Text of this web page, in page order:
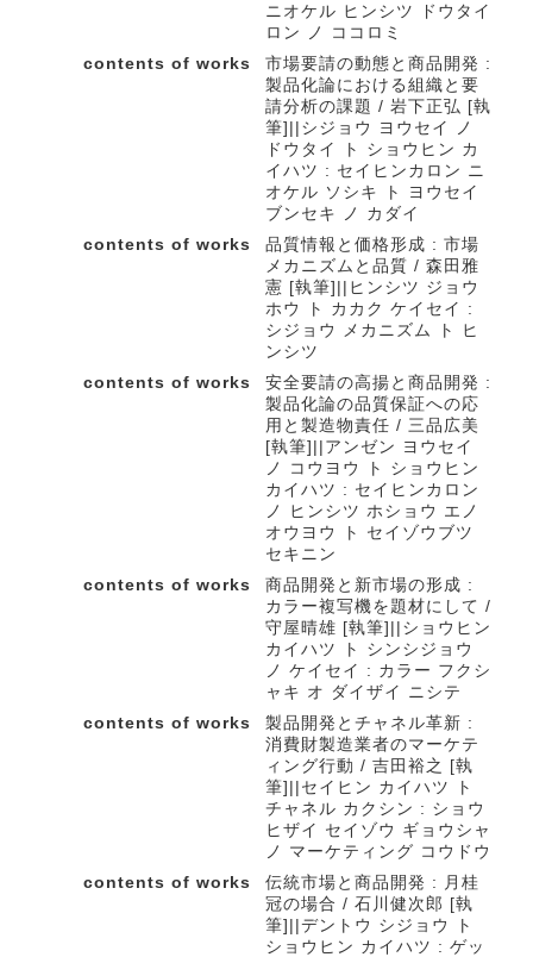
ニオケル ヒンシツ ドウタイ
ロン ノ ココロミ
contents of works
市場要請の動態と商品開発 :
製品化論における組織と要
請分析の課題 / 岩下正弘 [執
筆]||シジョウ ヨウセイ ノ
ドウタイ ト ショウヒン カ
イハツ : セイヒンカロン ニ
オケル ソシキ ト ヨウセイ
ブンセキ ノ カダイ
contents of works
品質情報と価格形成 : 市場
メカニズムと品質 / 森田雅
憲 [執筆]||ヒンシツ ジョウ
ホウ ト カカク ケイセイ :
シジョウ メカニズム ト ヒ
ンシツ
contents of works
安全要請の高揚と商品開発 :
製品化論の品質保証への応
用と製造物責任 / 三品広美
[執筆]||アンゼン ヨウセイ
ノ コウヨウ ト ショウヒン
カイハツ : セイヒンカロン
ノ ヒンシツ ホショウ エノ
オウヨウ ト セイゾウブツ
セキニン
contents of works
商品開発と新市場の形成 :
カラー複写機を題材にして /
守屋晴雄 [執筆]||ショウヒン
カイハツ ト シンシジョウ
ノ ケイセイ : カラー フクシ
ャキ オ ダイザイ ニシテ
contents of works
製品開発とチャネル革新 :
消費財製造業者のマーケテ
ィング行動 / 吉田裕之 [執
筆]||セイヒン カイハツ ト
チャネル カクシン : ショウ
ヒザイ セイゾウ ギョウシャ
ノ マーケティング コウドウ
contents of works
伝統市場と商品開発 : 月桂
冠の場合 / 石川健次郎 [執
筆]||デントウ シジョウ ト
ショウヒン カイハツ : ゲッ